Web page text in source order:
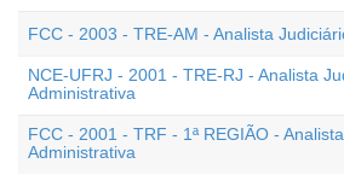
FCC - 2003 - TRE-AM - Analista
NCE-UFRJ - 2001 - TRE-RJ - Analista
Administrativa
FCC - 2001 - TRF - 1ª REGIÃO -
Administrativa